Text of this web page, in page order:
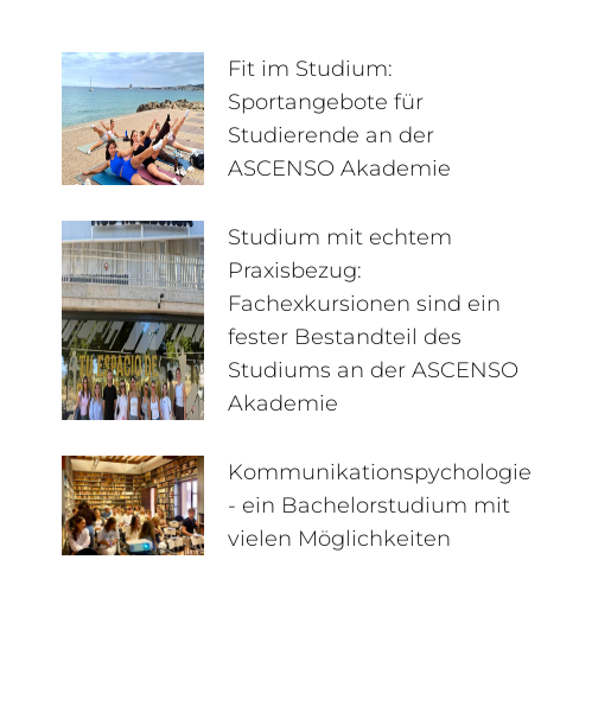
Infomaterial
+49 3727 95 92 977 Interner Bereich
Fit im Studium:
Sportangebote für
Studierende an der
ASCENSO Akademie
Studium mit echtem
Praxisbezug:
Fachexkursionen sind ein
fester Bestandteil des
Studiums an der ASCENSO
Akademie
Kommunikationspychologie
- ein Bachelorstudium mit
vielen Möglichkeiten